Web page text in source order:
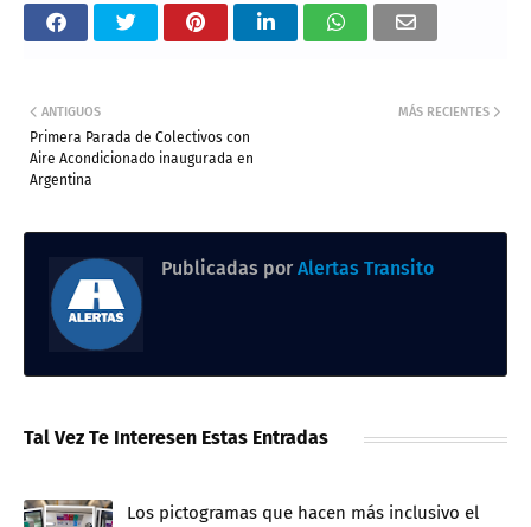
MÁS RECIENTES
ANTIGUOS
Primera Parada de Colectivos con
Aire Acondicionado inaugurada en
Argentina
Publicadas por Alertas Transito
Tal Vez Te Interesen Estas Entradas
Los pictogramas que hacen más inclusivo el